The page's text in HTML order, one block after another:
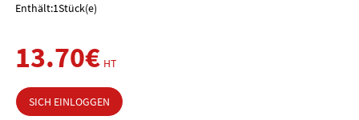
Enthält:1Stück(e)
13.70€ HT
SICH EINLOGGEN